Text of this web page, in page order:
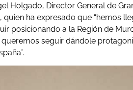
Holgado, Director General de
ha expresado que “hemos
posicionando a la Región de
seguir dándole